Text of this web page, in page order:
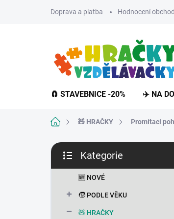
Doprava a platba Hodnocení
🧲 STAVEBNICE -20% ✈️ NA
Domů 🧸 HRAČKY Promítací
P
s
kategorie
Kategorie
🆕 NOVÉ
🧒 PODLE VĚKU
🧸 HRAČKY